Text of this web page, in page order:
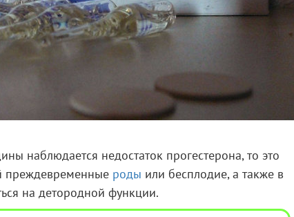
наблюдается недостаток прогестерона, то это
преждевременные роды или бесплодие, а также в
на детородной функции.